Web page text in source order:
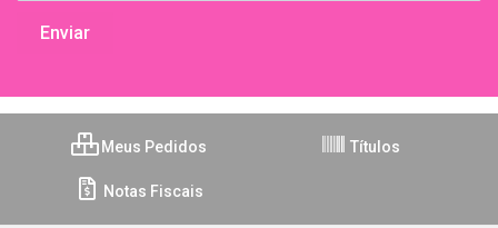
Meus Pedidos Títulos
Notas Fiscais